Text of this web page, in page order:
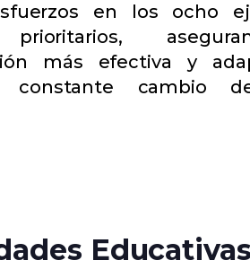
en los ocho
prioritarios,
más efectiva y
constante cambio